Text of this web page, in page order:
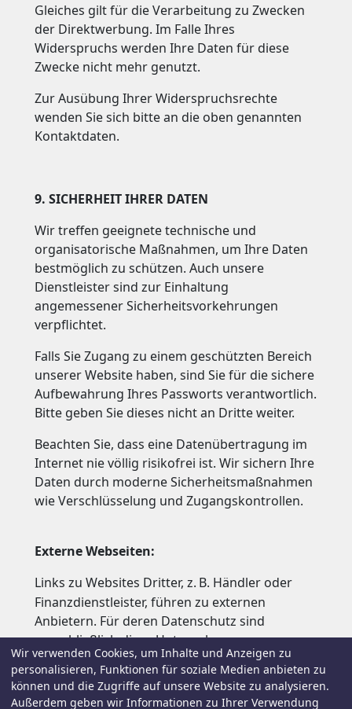
Gleiches gilt für die Verarbeitung zu Zwecken
der Direktwerbung. Im Falle Ihres
Widerspruchs werden Ihre Daten für diese
Zwecke nicht mehr genutzt.
Zur Ausübung Ihrer Widerspruchsrechte
wenden Sie sich bitte an die oben genannten
Kontaktdaten.
9. SICHERHEIT IHRER DATEN
Wir treffen geeignete technische und
organisatorische Maßnahmen, um Ihre Daten
bestmöglich zu schützen. Auch unsere
Dienstleister sind zur Einhaltung
angemessener Sicherheitsvorkehrungen
verpflichtet.
Falls Sie Zugang zu einem geschützten Bereich
unserer Website haben, sind Sie für die sichere
Aufbewahrung Ihres Passworts verantwortlich.
Bitte geben Sie dieses nicht an Dritte weiter.
Beachten Sie, dass eine Datenübertragung im
Internet nie völlig risikofrei ist. Wir sichern Ihre
Daten durch moderne Sicherheitsmaßnahmen
wie Verschlüsselung und Zugangskontrollen.
Externe Webseiten:
Links zu Websites Dritter, z. B. Händler oder
Finanzdienstleister, führen zu externen
Anbietern. Für deren Datenschutz sind
ausschließlich diese Unternehmen
verantwortlich.
Wir verwenden Cookies, um Inhalte und Anzeigen zu
personalisieren, Funktionen für soziale Medien anbieten zu
können und die Zugriffe auf unsere Website zu analysieren.
Außerdem geben wir Informationen zu Ihrer Verwendung